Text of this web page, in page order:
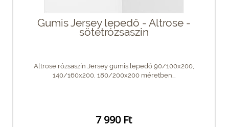
Gumis Jersey lepedő - Altrose -
sötétrózsaszin
Altrose rózsaszín Jersey gumis lepedő 90/100x200,
140/160x200, 180/200x200 méretben...
7 990 Ft